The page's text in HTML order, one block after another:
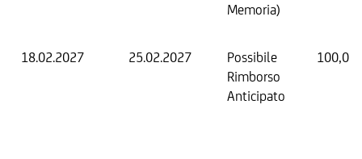
Memoria)
18.02.2027 25.02.2027
Possibile
Rimborso
Anticipato
100,00